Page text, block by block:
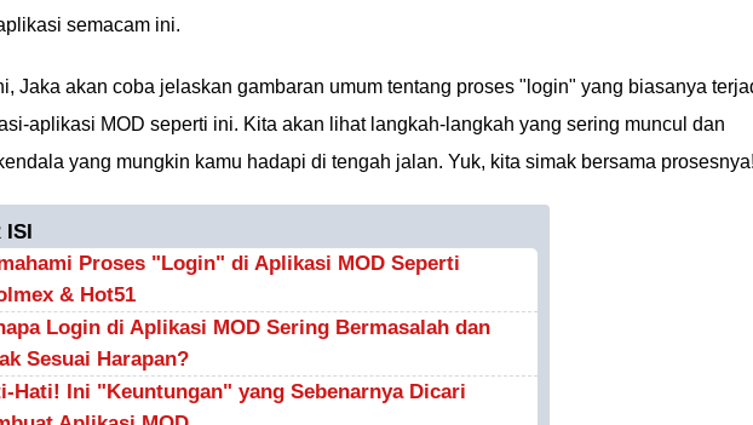
semacam ini.
Jaka akan coba jelaskan gambaran umum tentang proses "login" yang biasanya
aplikasi MOD seperti ini. Kita akan lihat langkah-langkah yang sering muncul dan
yang mungkin kamu hadapi di tengah jalan. Yuk, kita simak bersama prosesnya!
ISI
Proses "Login" di Aplikasi MOD Seperti
& Hot51
Login di Aplikasi MOD Sering Bermasalah dan
Sesuai Harapan?
Hati! Ini "Keuntungan" yang Sebenarnya Dicari